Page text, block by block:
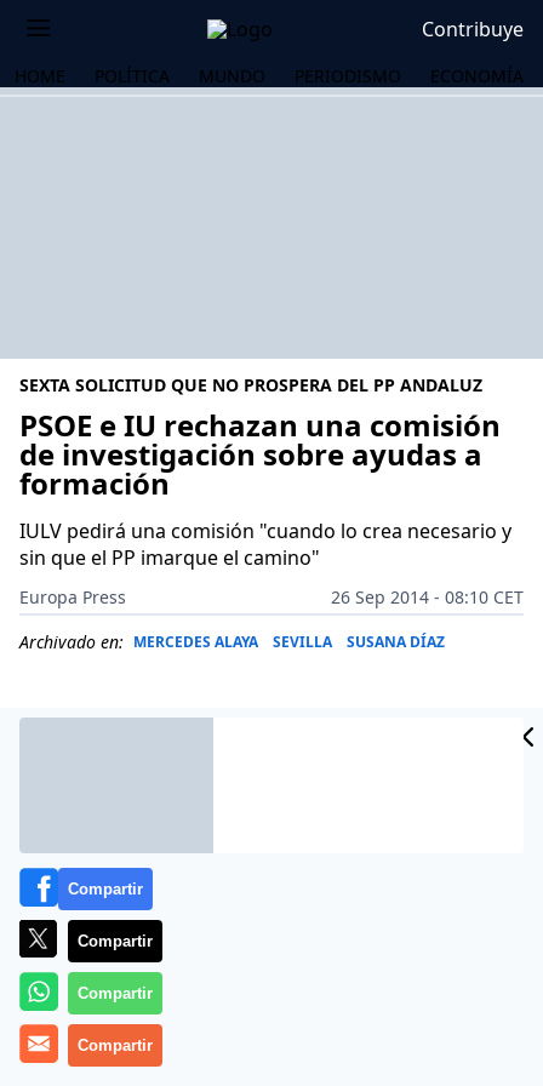
Contribuye
HOME POLÍTICA MUNDO PERIODISMO ECONOMÍA
SEXTA SOLICITUD QUE NO PROSPERA DEL PP ANDALUZ
PSOE e IU rechazan una comisión
de investigación sobre ayudas a
formación
IULV pedirá una comisión "cuando lo crea necesario y
sin que el PP imarque el camino"
Europa Press
26 Sep 2014 - 08:10 CET
Archivado en: MERCEDES ALAYA SEVILLA SUSANA DÍAZ
El Pleno del Parlamento andaluz ha rechazado el 25 de
septiembre de 2014, con los votos de PSOE-A e IULV-
Compartir
Compartir
Compartir
Compartir